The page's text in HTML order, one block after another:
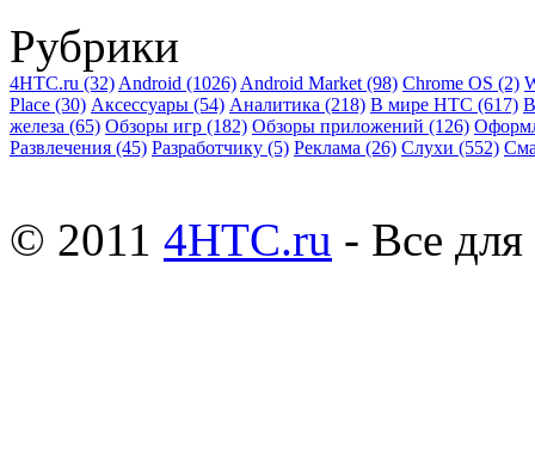
Рубрики
4HTC.ru (32) Android (1026) Android Market (98) Chrome OS (2)
Place (30) Аксессуары (54) Аналитика (218) В мире HTC (617)
железа (65) Обзоры игр (182) Обзоры приложений (126)
Развлечения (45) Разработчику (5) Реклама (26) Слухи (552)
© 2011 4HTC.ru - Все